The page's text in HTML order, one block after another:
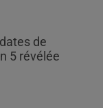
de
5 révélée